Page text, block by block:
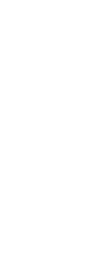
｡ 劇情從